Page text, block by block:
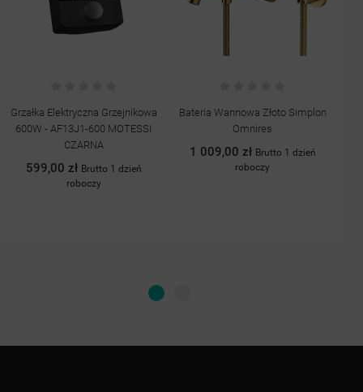
Grzałka Elektryczna Grzejnikowa
600W - AF13J1-600 MOTESSI
CZARNA
599,00 zł Brutto 1 dzień
roboczy
Bateria Wannowa Złoto Simplon
Omnires
1 009,00 zł Brutto 1 dzień
roboczy